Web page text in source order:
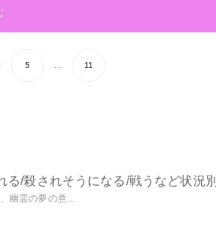
5 11
る/殺されそうになる/戦うなど状況別
幽霊の夢の意...